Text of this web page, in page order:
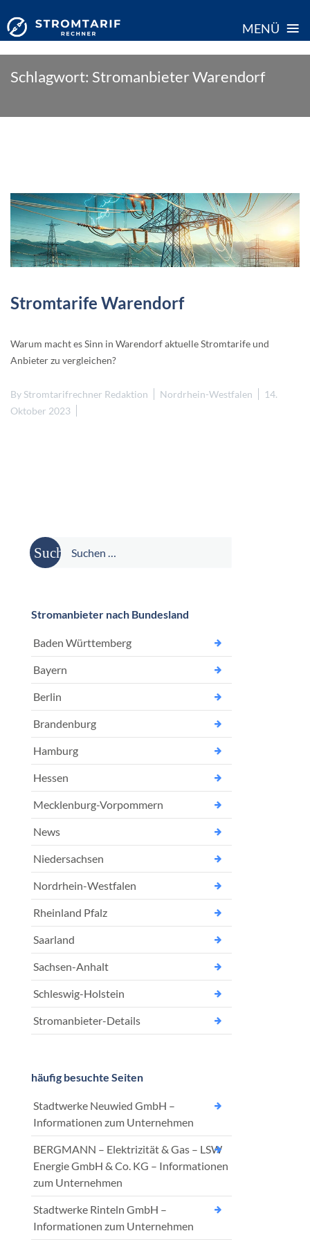
MENÜ ≡
Schlagwort: Stromanbieter Warendorf
Stromtarife Warendorf
Warum macht es Sinn in Warendorf aktuelle Stromtarife und
Anbieter zu vergleichen?
By Stromtarifrechner Redaktion Nordrhein-Westfalen
14.
Oktober 2023
Suche
nach:
Stromanbieter nach Bundesland
Baden Württemberg
Bayern
Berlin
Brandenburg
Hamburg
Hessen
Mecklenburg-Vorpommern
News
Niedersachsen
Nordrhein-Westfalen
Rheinland Pfalz
Saarland
Sachsen-Anhalt
Schleswig-Holstein
Stromanbieter-Details
häufig besuchte Seiten
Stadtwerke Neuwied GmbH –
Informationen zum Unternehmen
BERGMANN – Elektrizität & Gas – LSW
Energie GmbH & Co. KG – Informationen
zum Unternehmen
Stadtwerke Rinteln GmbH –
Informationen zum Unternehmen